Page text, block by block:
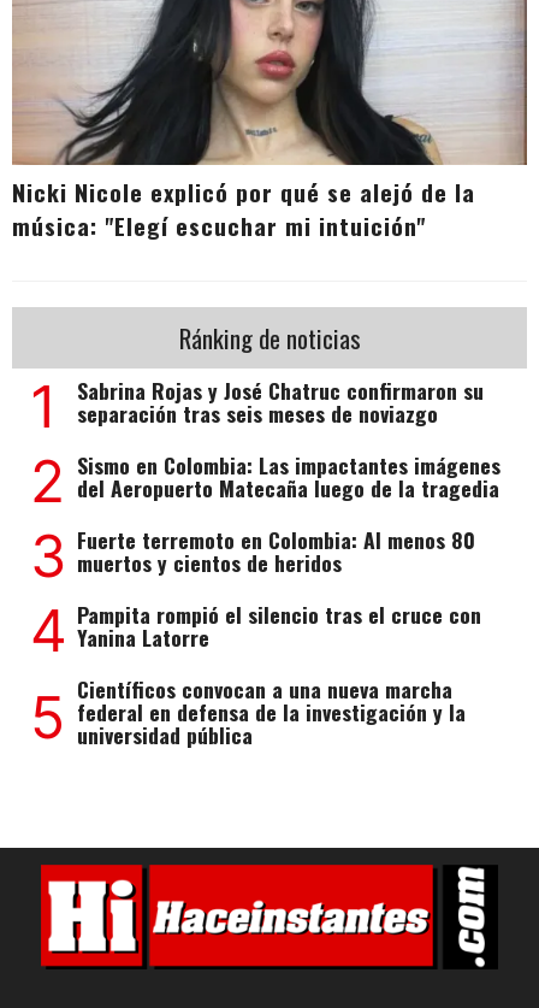
Nicki Nicole explicó por qué se alejó de la
música: "Elegí escuchar mi intuición"
Ránking de noticias
1 Sabrina Rojas y José Chatruc confirmaron su
separación tras seis meses de noviazgo
2 Sismo en Colombia: Las impactantes imágenes
del Aeropuerto Matecaña luego de la tragedia
3 Fuerte terremoto en Colombia: Al menos 80
muertos y cientos de heridos
4 Pampita rompió el silencio tras el cruce con
Yanina Latorre
5 Científicos convocan a una nueva marcha
federal en defensa de la investigación y la
universidad pública